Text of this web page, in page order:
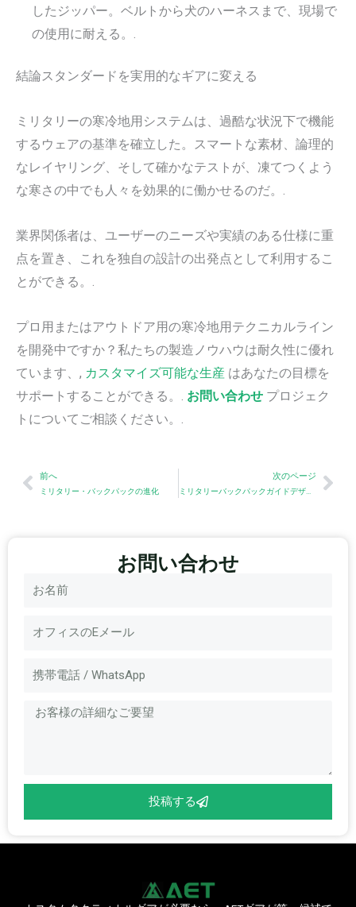
したジッパー。ベルトから犬のハーネスまで、現場で
の使用に耐える。.
結論スタンダードを実用的なギアに変える
ミリタリーの寒冷地用システムは、過酷な状況下で機能
するウェアの基準を確立した。スマートな素材、論理的
なレイヤリング、そして確かなテストが、凍てつくよう
な寒さの中でも人々を効果的に働かせるのだ。.
業界関係者は、ユーザーのニーズや実績のある仕様に重
点を置き、これを独自の設計の出発点として利用するこ
とができる。.
プロ用またはアウトドア用の寒冷地用テクニカルライン
を開発中ですか？私たちの製造ノウハウは耐久性に優れ
ています、, カスタマイズ可能な生産 はあなたの目標を
サポートすることができる。. お問い合わせ プロジェク
トについてご相談ください。.
Prev
前へ
ミリタリー・バックパックの進化
次のページ
ミリタリーバックパックガイドデザイン、耐久性、カスタムメイド
お問い合わせ
ー
投稿する